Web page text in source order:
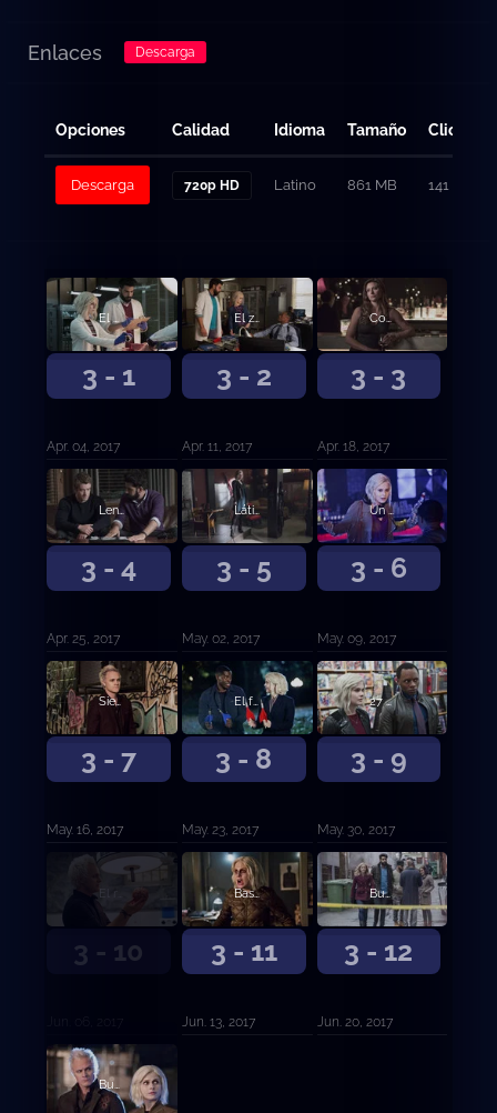
Enlaces Descarga
Opciones Calidad Idioma Tamaño Clicks
Descarga 720p HD Latino 861 MB 141
3 - 1
El cielo se volvió más tranquilo
Apr. 04, 2017
3 - 2
El zombi es sabio
Apr. 11, 2017
3 - 3
Comer, rezar, matar
Apr. 18, 2017
3 - 4
Lengua larga
Apr. 25, 2017
3 - 5
Látigo al zombi
May. 02, 2017
3 - 6
Un gran desastre
May. 09, 2017
3 - 7
Siesta caliente
May. 16, 2017
3 - 8
El futuro son los sesos
May. 23, 2017
3 - 9
27 piezas de oro
May. 30, 2017
3 - 10 3 - 11
Basta de conspiraciones
Jun. 13, 2017
3 - 12
Buscando al Sr. Goodbrain (Parte 1)
Jun. 20, 2017
Buscando al Sr. Goodbrain (Parte 2)